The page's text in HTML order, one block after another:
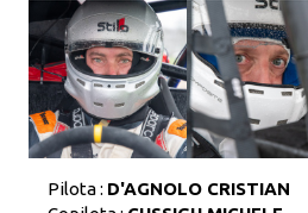
Pilota : D'AGNOLO CRISTIAN